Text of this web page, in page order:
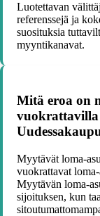
Luotettavan
referenssejä ja
suosituksia
myyntikanavat.
Mitä eroa on
vuokrattavilla
Myytävät loma-
vuokrattavat
Myytävän loma-
sijoituksen, kun